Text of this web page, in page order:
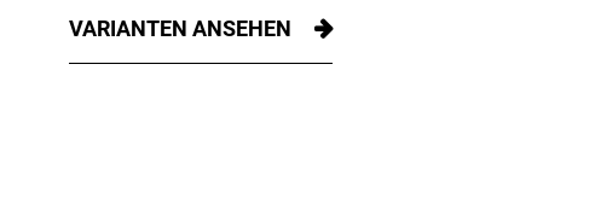
VARIANTEN ANSEHEN